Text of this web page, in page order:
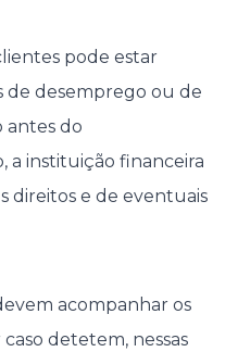
pode estar
de desemprego ou de
antes do
a instituição financeira
direitos e de eventuais
acompanhar os
detetem, nessas